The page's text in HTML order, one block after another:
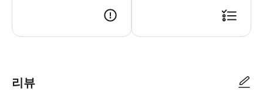
리뷰